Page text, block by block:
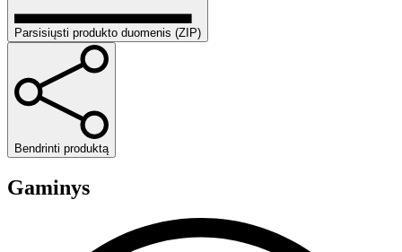
Parsisiųsti produkto duomenis (ZIP)
Bendrinti produktą
Gaminys